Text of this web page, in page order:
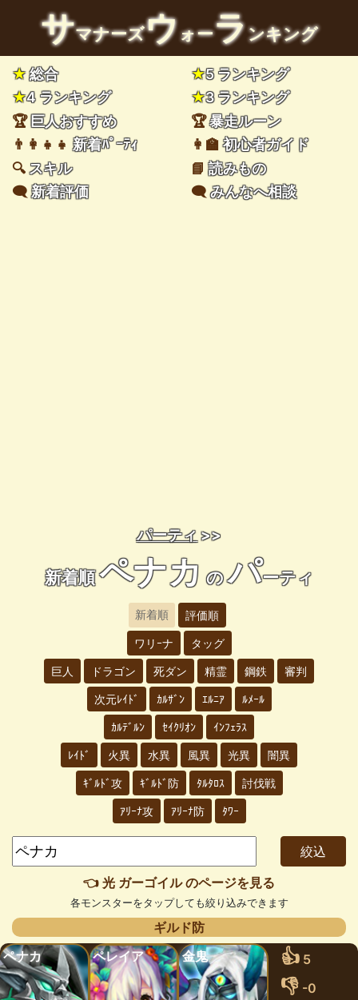
サマナーズウォーランキング
★総合 ★5 ランキング
★4 ランキング ★3 ランキング
🏆巨人おすすめ 🏆暴走ルーン
👨‍👩‍👧‍👧新着ﾊﾟｰﾃｨ 👩‍🏫初心者ガイド
🔍スキル 📘読みもの
🗨️新着評価 🗨️みんなへ相談
パーティ >>
新着順ペナカ のパーティ
新着順 評価順
ワリｰナ タッグ
巨人 ドラゴン 死ダン 精霊 鋼鉄 審判
次元ﾚｲﾄﾞ ｶﾙｻﾞﾝ ｴﾙﾆｱ ﾙﾒｰﾙ
ｶﾙﾃﾞﾙﾝ ｾｲｸﾘｵﾝ ｲﾝﾌｪﾗｽ
ﾚｲﾄﾞ 火異 水異 風異 光異 闇異
ｷﾞﾙﾄﾞ攻 ｷﾞﾙﾄﾞ防 ﾀﾙﾀﾛｽ 討伐戦
ｱﾘｰﾅ攻 ｱﾘｰﾅ防 ﾀﾜｰ
👈 光 ガーゴイル のページを見る
各モンスターをタップしても絞り込みできます
ギルド防
ペナカ
ペレイア 金鬼 👍 5
👎 -0